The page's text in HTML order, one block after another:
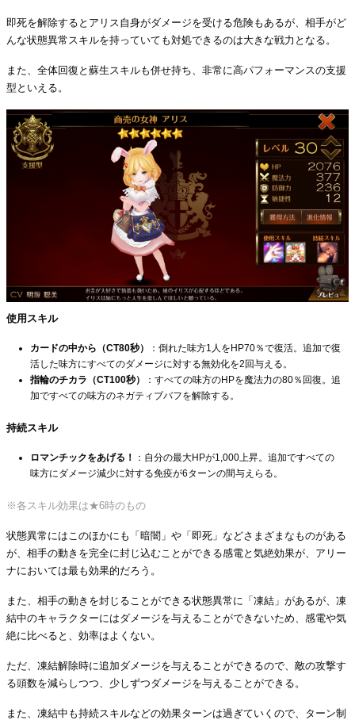
即死を解除するとアリス自身がダメージを受ける危険もあるが、相手がど
んな状態異常スキルを持っていても対処できるのは大きな戦力となる。
また、全体回復と蘇生スキルも併せ持ち、非常に高パフォーマンスの支援
型といえる。
使用スキル
カードの中から（CT80秒）
：倒れた味方1人をHP70％で復活。追加で復
活した味方にすべてのダメージに対する無効化を2回与える。
指輪のチカラ（CT100秒）
：すべての味方のHPを魔法力の80％回復。追
加ですべての味方のネガティブバフを解除する。
持続スキル
ロマンチックをあげる！
：自分の最大HPが1,000上昇。追加ですべての
味方にダメージ減少に対する免疫が6ターンの間与えらる。
※各スキル効果は★6時のもの
状態異常にはこのほかにも「暗闇」や「即死」などさまざまなものがある
が、相手の動きを完全に封じ込むことができる感電と気絶効果が、アリー
ナにおいては最も効果的だろう。
また、相手の動きを封じることができる状態異常に「凍結」があるが、凍
結中のキャラクターにはダメージを与えることができないため、感電や気
絶に比べると、効率はよくない。
ただ、凍結解除時に追加ダメージを与えることができるので、敵の攻撃す
る頭数を減らしつつ、少しずつダメージを与えることができる。
また、凍結中も持続スキルなどの効果ターンは過ぎていくので、ターン制